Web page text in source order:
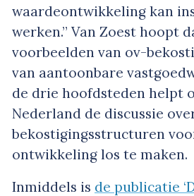
waardeontwikkeling kan
werken.” Van Zoest hoopt
voorbeelden van ov-
van aantoonbare
de drie hoofdsteden helpt
Nederland de discussie
bekostigingsstructuren
ontwikkeling los te maken.
Inmiddels is de publicatie